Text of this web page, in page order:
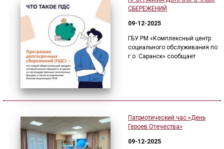
СБЕРЕЖЕНИЙ
09-12-2025
ГБУ РМ «Комплексный центр
социального обслуживания по
г.о. Саранск» сообщает
Патриотический час «День
Героев Отечества»
09-12-2025